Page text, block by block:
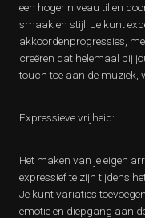
een hoger niveau tillen
smaak en stijl. Je kunt
akkoordenprogressies,
creëren dat helemaal bij
touch toe aan de muziek,
Expressieve vrijheid:
Het maken van je eigen
expressief te zijn tijdens
Je kunt variaties
emotie en diepgang aan